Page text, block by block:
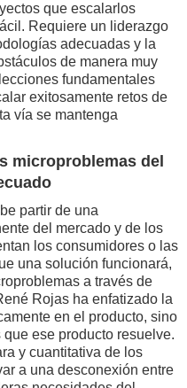
que escalarlos
Requiere un liderazgo
adecuadas y la
de manera muy
fundamentales
exitosamente retos de
vía se mantenga
microproblemas del
partir de una
del mercado y de los
los consumidores o las
una solución funcionará,
a través de
Rojas ha enfatizado la
en el producto, sino
ese producto resuelve.
y cuantitativa de los
a una desconexión entre